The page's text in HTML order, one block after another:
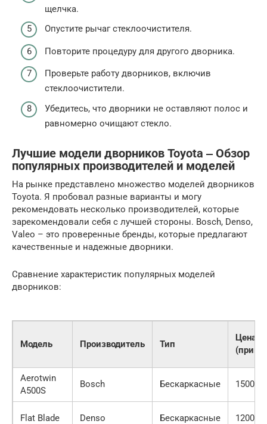
щелчка.
Опустите рычаг стеклоочистителя.
Повторите процедуру для другого дворника.
Проверьте работу дворников, включив
стеклоочистители.
Убедитесь, что дворники не оставляют полос и
равномерно очищают стекло.
Лучшие модели дворников Toyota ‒ Обзор
популярных производителей и моделей
На рынке представлено множество моделей дворников
Toyota. Я пробовал разные варианты и могу
рекомендовать несколько производителей, которые
зарекомендовали себя с лучшей стороны. Bosch, Denso,
Valeo – это проверенные бренды, которые предлагают
качественные и надежные дворники.
Сравнение характеристик популярных моделей
дворников:
Модель Производитель Тип
Цена
Aerotwin
A500S
Bosch Бескаркасные 1500
Flat Blade Denso Бескаркасные 1200